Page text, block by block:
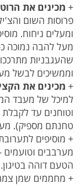
+ מכינים את
פרוסות השום
ומעלים ניחוח.
שהעגבניות
וממשיכים לבשל
+ מכינים את
למיכל של מעבד
וטוחנים עד
טחנתם מספיק).
+ מוסיפים
מערבבים וטועמים
הטעם דוהה בטיגון.
+ מחממים שמן